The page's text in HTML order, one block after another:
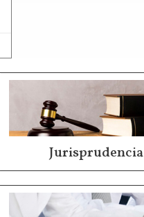
Jurisprudencia